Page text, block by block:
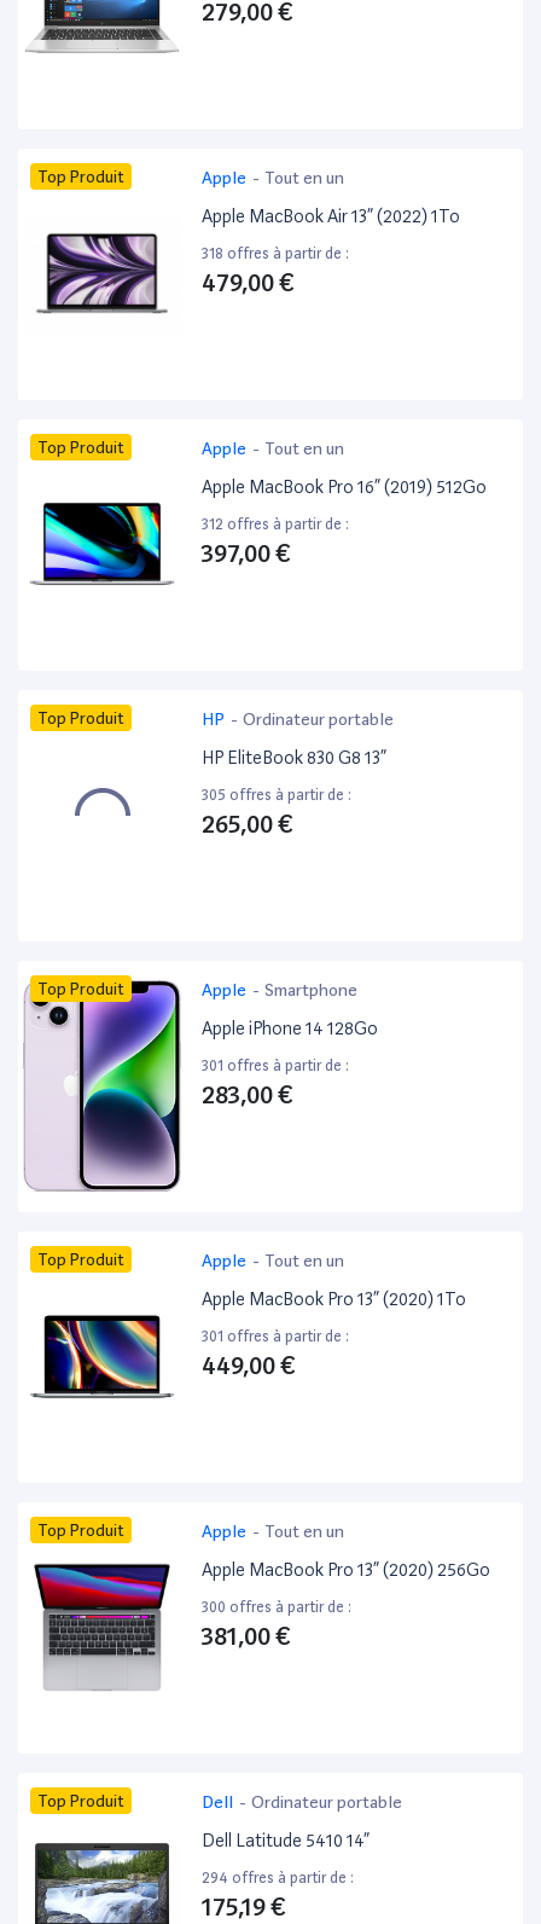
279,00 €
Top Produit Apple - Tout en un
Apple MacBook Air 13” (2022) 1To
318 offres à partir de :
479,00 €
Top Produit Apple - Tout en un
Apple MacBook Pro 16” (2019) 512Go
312 offres à partir de :
397,00 €
Top Produit HP - Ordinateur portable
HP EliteBook 830 G8 13”
305 offres à partir de :
265,00 €
Top Produit Apple - Smartphone
Apple iPhone 14 128Go
301 offres à partir de :
283,00 €
Top Produit Apple - Tout en un
Apple MacBook Pro 13” (2020) 1To
301 offres à partir de :
449,00 €
Top Produit Apple - Tout en un
Apple MacBook Pro 13” (2020) 256Go
300 offres à partir de :
381,00 €
Top Produit Dell - Ordinateur portable
Dell Latitude 5410 14”
294 offres à partir de :
175,19 €